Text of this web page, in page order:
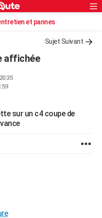
Rechercher
et pannes
Sujet Suivant
affichée
sur un c4 coupe de